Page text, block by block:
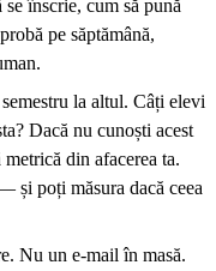
înscrie, cum să pună
pe săptămână,
la altul. Câți elevi
Dacă nu cunoști acest
din afacerea ta.
și poți măsura dacă ceea
Nu un e-mail în masă.